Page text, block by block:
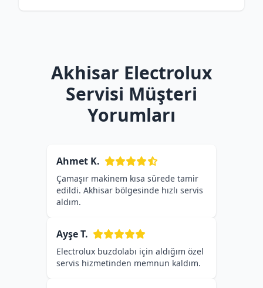
Akhisar Electrolux
Servisi Müşteri
Yorumları
Ahmet K.
Çamaşır makinem kısa sürede tamir
edildi. Akhisar bölgesinde hızlı servis
aldım.
Ayşe T.
Electrolux buzdolabı için aldığım özel
servis hizmetinden memnun kaldım.